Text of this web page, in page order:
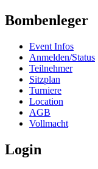
Bombenleger
Event Infos
Anmelden/Status
Teilnehmer
Sitzplan
Turniere
Location
AGB
Vollmacht
Login